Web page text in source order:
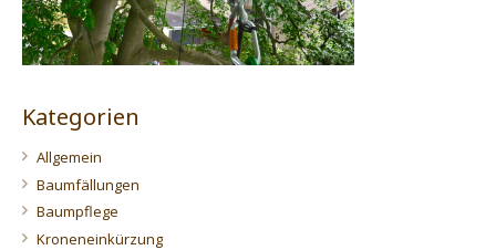
Kategorien
Allgemein
Baumfällungen
Baumpflege
Kroneneinkürzung